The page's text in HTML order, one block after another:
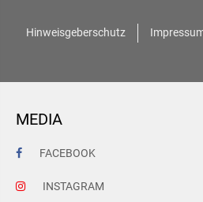
Hinweisgeberschutz
MEDIA
FACEBOOK
INSTAGRAM